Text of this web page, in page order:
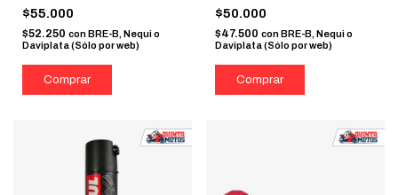
$55.000
$52.250 con BRE-B, Nequi o
Daviplata (Sólo por web)
$50.000
$47.500 con BRE-B, Nequi o
Daviplata (Sólo por web)